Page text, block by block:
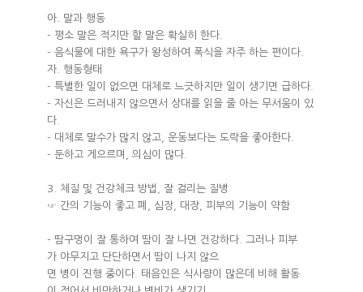
아. 말과 행동
- 평소 말은 적지만 할 말은 확실히 한다.
- 음식물에 대한 욕구가 왕성하여 폭식을 자주 하는 편이다.
자. 행동형태
- 특별한 일이 없으면 대체로 느긋하지만 일이 생기면 급하다.
- 자신은 드러내지 않으면서 상대를 읽을 줄 아는 무서움이 있
다.
- 대체로 말수가 많지 않고, 운동보다는 도락을 좋아한다.
- 둔하고 게으르며, 의심이 많다.
3. 체질 및 건강체크 방법, 잘 걸리는 질병
☞ 간의 기능이 좋고 폐, 심장, 대장, 피부의 기능이 약함
- 땀구멍이 잘 통하여 땀이 잘 나면 건강하다. 그러나 피부
가 야무지고 단단하면서 땀이 나지 않으
면 병이 진행 중이다. 태음인은 식사량이 많은데 비해 활동